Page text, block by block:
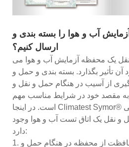
آب و هوا را بسته بندی و
ارسال کنیم؟
یک محفظه آزمایش آب و هوا می
آن تأثیر بگذارد. بسته بندی و حمل و
از آسیب در هنگام حمل و نقل و
به مقصد خود در شرایط مناسب مهم
است. در اینجا Climatest Symor® دستورالعمل های عمومی
و نقل یک اتاق تست آب و هوا وجود
دارد:
1. مواد بسته بندی: برای محافظت از محفظه در هنگام حمل و